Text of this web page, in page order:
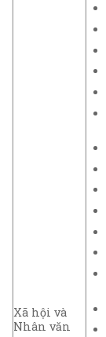
Xã hội và
Nhân văn